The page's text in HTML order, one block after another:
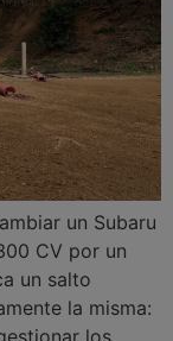
un Subaru
CV por un
un salto
la misma:
los